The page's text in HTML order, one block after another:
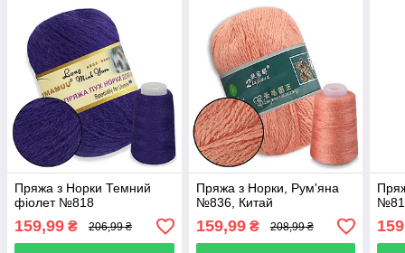
Пряжа з Норки Темний
фіолет №818
159,99 ₴ 206,99 ₴
Пряжа з Норки, Рум'яна
№836, Китай
159,99₴ 208,99 ₴